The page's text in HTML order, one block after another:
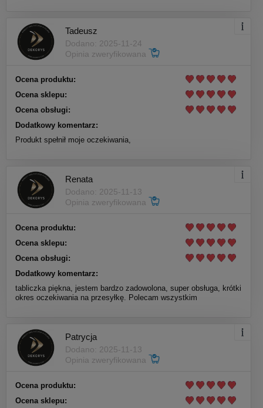
Tadeusz
Dodano: 2025-11-24
Opinia zweryfikowana
Ocena produktu:
Ocena sklepu:
Ocena obsługi:
Dodatkowy komentarz:
Produkt spełnił moje oczekiwania,
Renata
Dodano: 2025-11-13
Opinia zweryfikowana
Ocena produktu:
Ocena sklepu:
Ocena obsługi:
Dodatkowy komentarz:
tabliczka piękna, jestem bardzo zadowolona, super obsługa, krótki
okres oczekiwania na przesyłkę. Polecam wszystkim
Patrycja
Dodano: 2025-11-13
Opinia zweryfikowana
Ocena produktu:
Ocena sklepu: